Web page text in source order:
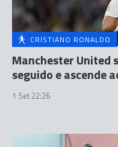
CRISTIANO RONALDO
Manchester
seguido e ascende
1 Set 22:26